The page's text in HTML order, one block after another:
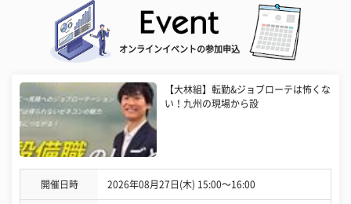
オンラインイベントの参加申込
【大林組】転勤&ジョブローテは怖くな
い！九州の現場から設
開催日時 2026年08月27日(木) 15:00〜16:00